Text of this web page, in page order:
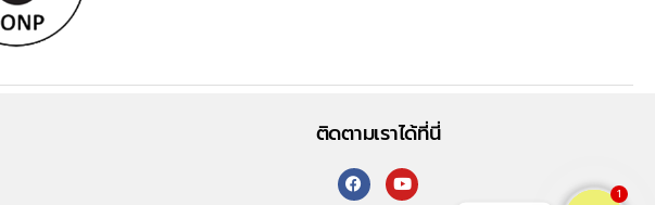
ติดตามเราได้ที่นี่
1